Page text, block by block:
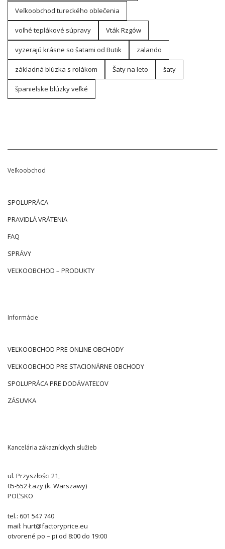
Veľkoobchod tureckého oblečenia
voľné teplákové súpravy Vták Rzgów
vyzerajú krásne so šatami od Butik zalando
základná blúzka s rolákom Šaty na leto šaty
španielske blúzky veľké
Veľkoobchod
SPOLUPRÁCA
PRAVIDLÁ VRÁTENIA
FAQ
SPRÁVY
VEĽKOOBCHOD – PRODUKTY
Informácie
VEĽKOOBCHOD PRE ONLINE OBCHODY
VEĽKOOBCHOD PRE STACIONÁRNE OBCHODY
SPOLUPRÁCA PRE DODÁVATEĽOV
ZÁSUVKA
Kancelária zákazníckych služieb
ul. Przyszłości 21,
05-552 Łazy (k. Warszawy)
POĽSKO
tel.: 601 547 740
mail: hurt@factoryprice.eu
otvorené po – pi od 8:00 do 19:00